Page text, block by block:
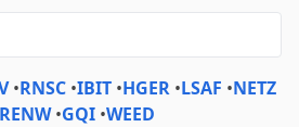
•RNSC •IBIT •HGER •LSAF •NETZ
RENW •GQI •WEED